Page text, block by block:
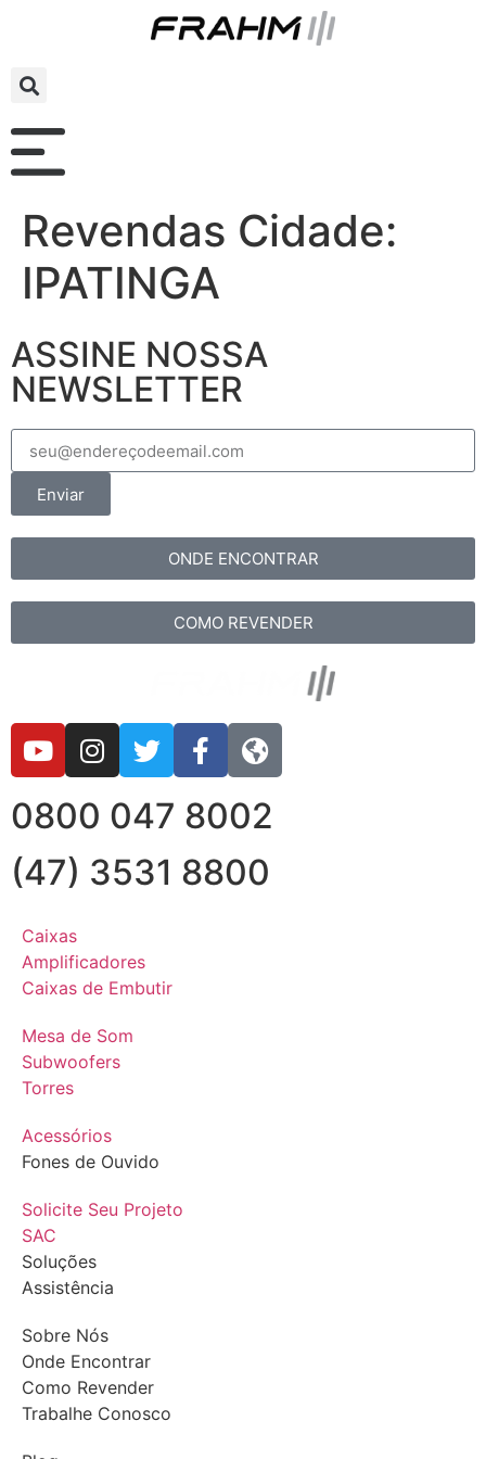
Revendas Cidade:
IPATINGA
ASSINE NOSSA
NEWSLETTER
Enviar
ONDE ENCONTRAR
COMO REVENDER
0800 047 8002
(47) 3531 8800
Caixas
Amplificadores
Caixas de Embutir
Mesa de Som
Subwoofers
Torres
Acessórios
Fones de Ouvido
Solicite Seu Projeto
SAC
Soluções
Assistência
Sobre Nós
Onde Encontrar
Como Revender
Trabalhe Conosco